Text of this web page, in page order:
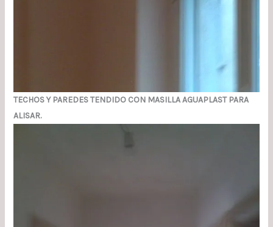
TECHOS Y PAREDES TENDIDO CON MASILLA AGUAPLAST PARA
ALISAR.